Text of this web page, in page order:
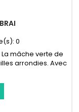
0
mâche verte de
arrondies. Avec
aussi bien dans
pourrez aussi la
ou dans vos
pas arracher les